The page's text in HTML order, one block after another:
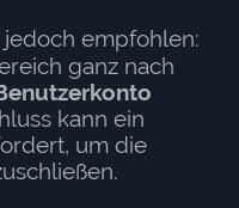
empfohlen:
ganz nach
kann ein
um die